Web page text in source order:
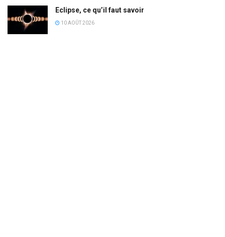
Eclipse, ce qu’il faut savoir
10 AOÛT 2026